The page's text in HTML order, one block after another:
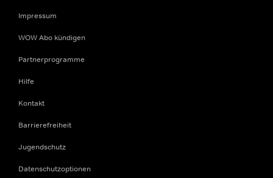
Impressum
WOW Abo kündigen
Partnerprogramme
Hilfe
Kontakt
Barrierefreiheit
Jugendschutz
Datenschutzoptionen